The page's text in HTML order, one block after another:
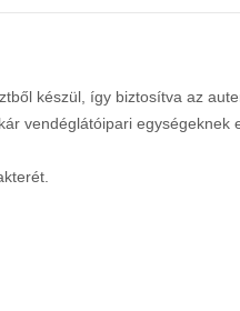
készül, így biztosítva az
vendéglátóipari egységeknek